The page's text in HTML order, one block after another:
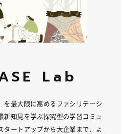
Lab
を最大限に高めるファシリテーシ
新知見を学ぶ探究型の学習コミュ
タートアップから大企業まで、よ